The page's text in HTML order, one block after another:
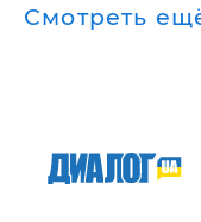
Смотреть